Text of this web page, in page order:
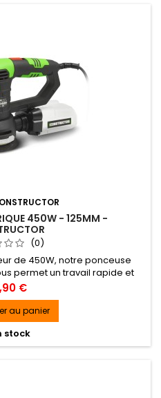
450W - 125MM -
(0)
de 450W, notre ponceuse
permet un travail rapide et
variateur électronique grâce
la vitesse en fonction du
poignée avant réglable et
maniable et vous assure un
€
au panier
stock